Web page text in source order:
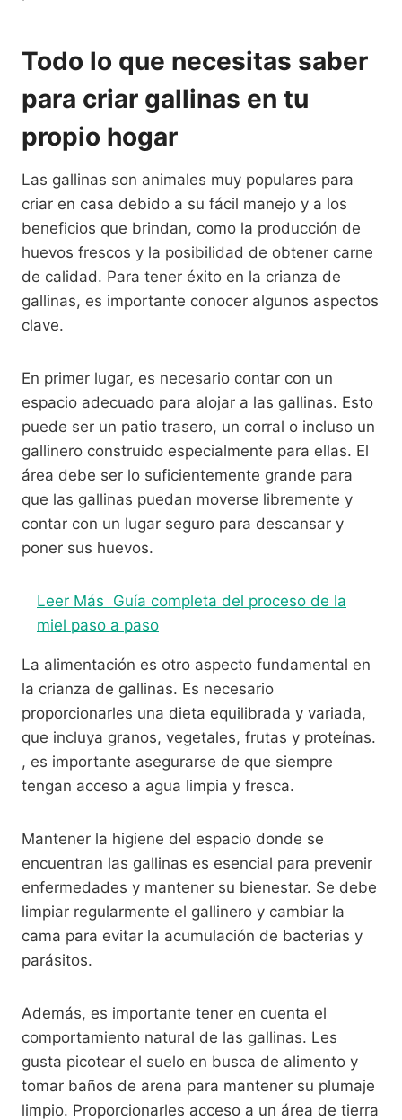
Todo lo que necesitas saber
para criar gallinas en tu
propio hogar
Las gallinas son animales muy populares para
criar en casa debido a su fácil manejo y a los
beneficios que brindan, como la producción de
huevos frescos y la posibilidad de obtener carne
de calidad. Para tener éxito en la crianza de
gallinas, es importante conocer algunos aspectos
clave.
En primer lugar, es necesario contar con un
espacio adecuado para alojar a las gallinas. Esto
puede ser un patio trasero, un corral o incluso un
gallinero construido especialmente para ellas. El
área debe ser lo suficientemente grande para
que las gallinas puedan moverse libremente y
contar con un lugar seguro para descansar y
poner sus huevos.
Leer Más Guía completa del proceso de la
miel paso a paso
La alimentación es otro aspecto fundamental en
la crianza de gallinas. Es necesario
proporcionarles una dieta equilibrada y variada,
que incluya granos, vegetales, frutas y proteínas.
, es importante asegurarse de que siempre
tengan acceso a agua limpia y fresca.
Mantener la higiene del espacio donde se
encuentran las gallinas es esencial para prevenir
enfermedades y mantener su bienestar. Se debe
limpiar regularmente el gallinero y cambiar la
cama para evitar la acumulación de bacterias y
parásitos.
Además, es importante tener en cuenta el
comportamiento natural de las gallinas. Les
gusta picotear el suelo en busca de alimento y
tomar baños de arena para mantener su plumaje
limpio. Proporcionarles acceso a un área de tierra